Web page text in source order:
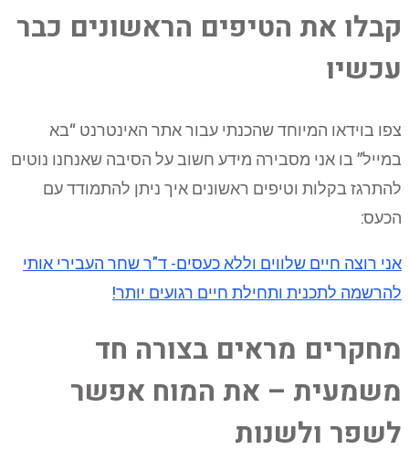
קבלו את הטיפים הראשונים כבר
עכשיו
צפו בוידאו המיוחד שהכנתי עבור אתר האינטרנט “בא
במייל” בו אני מסבירה מידע חשוב על הסיבה שאנחנו נוטים
להתרגז בקלות וטיפים ראשונים איך ניתן להתמודד עם
הכעס:
אני רוצה חיים שלווים וללא כעסים- ד"ר שחר העבירי אותי
להרשמה לתכנית ותחילת חיים רגועים יותר!
מחקרים מראים בצורה חד
משמעית – את המוח אפשר
לשפר ולשנות